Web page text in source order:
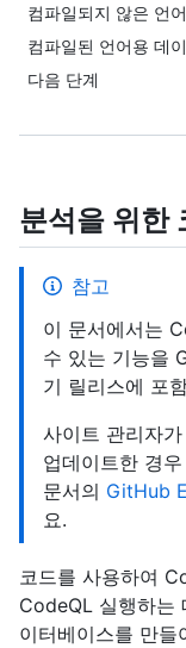
컴파일되지 않은 언
컴파일된 언어용 데
다음 단계
분석을 위한
참고
이 문서에서는
수 있는 기능을
기 릴리스에 포
사이트 관리자
업데이트한 경
문서의 GitHub
요.
코드를 사용하여
CodeQL 실행하는
이터베이스를 만